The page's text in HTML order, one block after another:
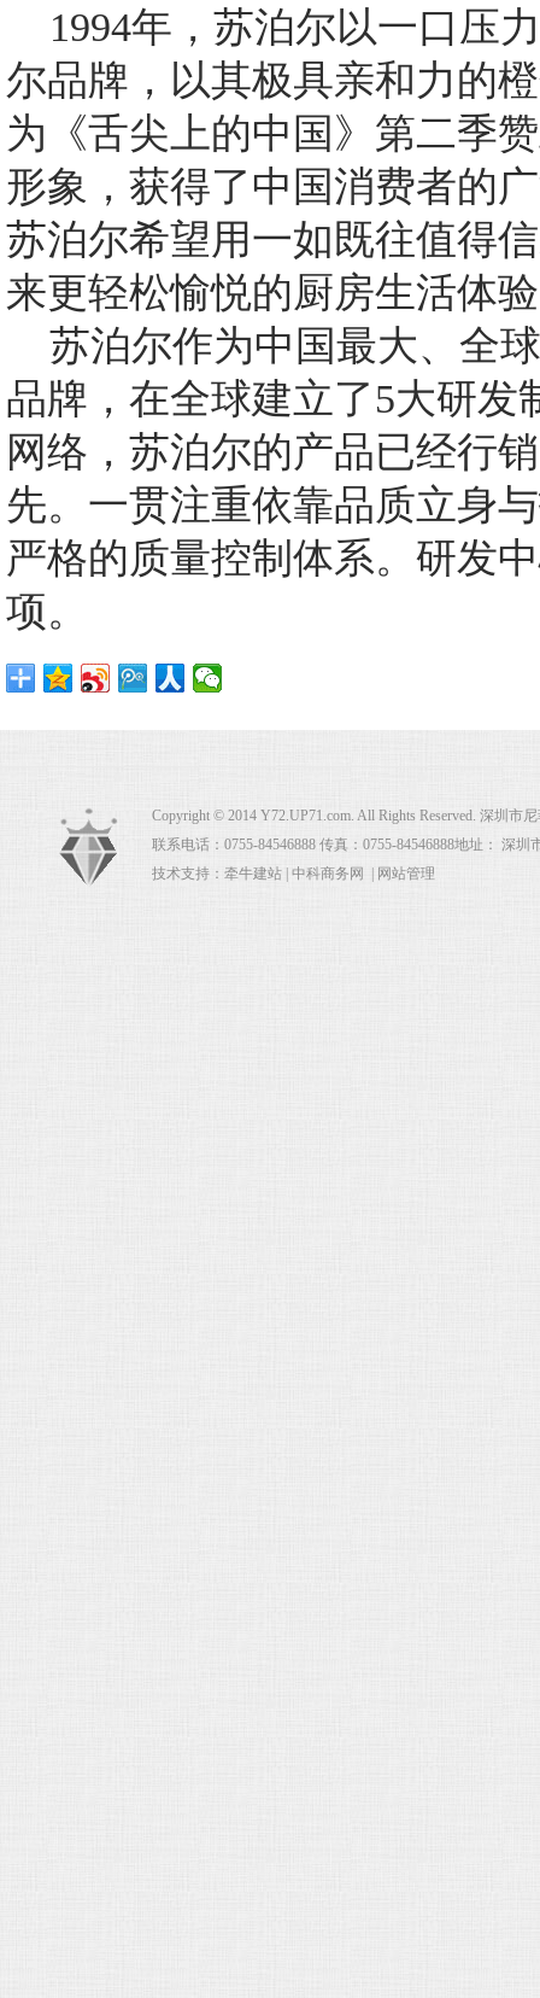
1994年，苏泊尔以一口压
尔品牌，以其极具亲和力的
为《舌尖上的中国》第二季
形象，获得了中国消费者的
苏泊尔希望用一如既往值得
来更轻松愉悦的厨房生活体
苏泊尔作为中国最大、全
品牌，在全球建立了5大研发
网络，苏泊尔的产品已经行
先。一贯注重依靠品质立身
严格的质量控制体系。研发
项。
Copyright © 2014 Y72.UP71.com. All Rights Reserved. 深圳
联系电话：0755-84546888 传真：0755-84546888地址： 深
技术支持： 牵牛建站 中科商务网 网站管理